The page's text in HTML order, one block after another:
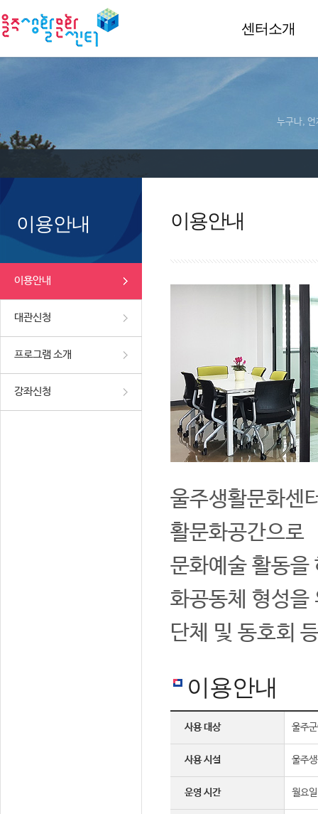
센터소개
누구나, 언
이용안내
이용안내
대관신청
프로그램 소개
강좌신청
이용안내
울주생활문화센
활문화공간으로
문화예술 활동을
화공동체 형성을
단체 및 동호회
이용안내
사용 대상 울주
사용 시설 울주
운영 시간 월요